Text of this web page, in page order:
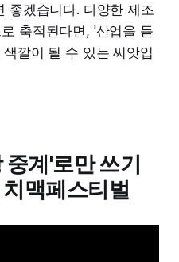
좋겠습니다. 다양한 제조
축적된다면, '산업을 듣
깔이 될 수 있는 씨앗입
중계'로만 쓰기
맥페스티벌